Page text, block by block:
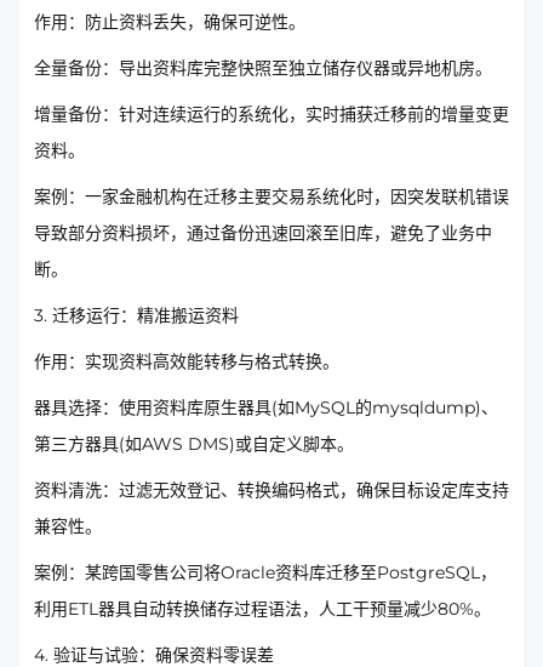
作用：防止资料丢失，确保可逆性。
全量备份：导出资料库完整快照至独立储存仪器或异地机房。
增量备份：针对连续运行的系统化，实时捕获迁移前的增量变更
资料。
案例：一家金融机构在迁移主要交易系统化时，因突发联机错误
导致部分资料损坏，通过备份迅速回滚至旧库，避免了业务中
断。
3. 迁移运行：精准搬运资料
作用：实现资料高效能转移与格式转换。
器具选择：使用资料库原生器具(如MySQL的mysqldump)、
第三方器具(如AWS DMS)或自定义脚本。
资料清洗：过滤无效登记、转换编码格式，确保目标设定库支持
兼容性。
案例：某跨国零售公司将Oracle资料库迁移至PostgreSQL，
利用ETL器具自动转换储存过程语法，人工干预量减少80%。
4. 验证与试验：确保资料零误差